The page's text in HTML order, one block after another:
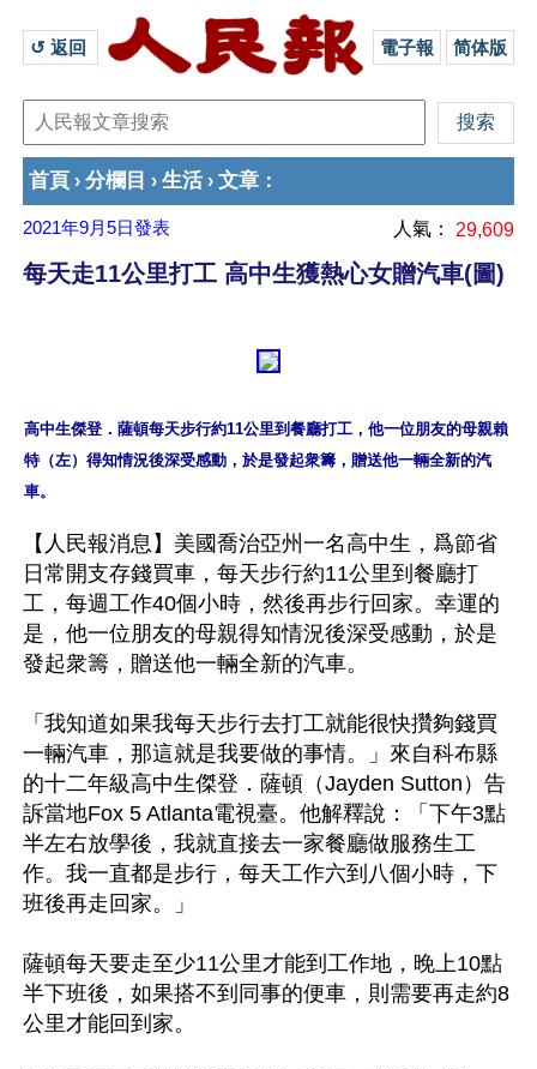
↺ 返回 電子報 简体版
首頁 › 分欄目 › 生活 › 文章 ：
2021年9月5日發表 人氣： 29,609
每天走11公里打工 高中生獲熱心女贈汽車(圖)
高中生傑登．薩頓每天步行約11公里到餐廳打工，他一位朋友的母親賴
特（左）得知情況後深受感動，於是發起衆籌，贈送他一輛全新的汽
【人民報消息】美國喬治亞州一名高中生，爲節省
日常開支存錢買車，每天步行約11公里到餐廳打
工，每週工作40個小時，然後再步行回家。幸運的
是，他一位朋友的母親得知情況後深受感動，於是
發起衆籌，贈送他一輛全新的汽車。
「我知道如果我每天步行去打工就能很快攢夠錢買
一輛汽車，那這就是我要做的事情。」來自科布縣
的十二年級高中生傑登．薩頓（Jayden Sutton）告
訴當地Fox 5 Atlanta電視臺。他解釋說：「下午3點
半左右放學後，我就直接去一家餐廳做服務生工
作。我一直都是步行，每天工作六到八個小時，下
班後再走回家。」
薩頓每天要走至少11公里才能到工作地，晚上10點
半下班後，如果搭不到同事的便車，則需要再走約8
公里才能回到家。